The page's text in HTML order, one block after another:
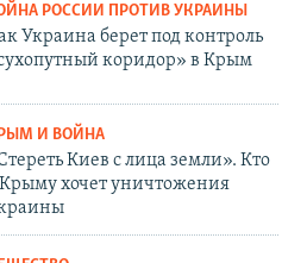
РОССИИ ПРОТИВ УКРАИНЫ
Украина берет под контроль
коридор» в Крым
И ВОЙНА
Киев с лица земли». Кто
хочет уничтожения